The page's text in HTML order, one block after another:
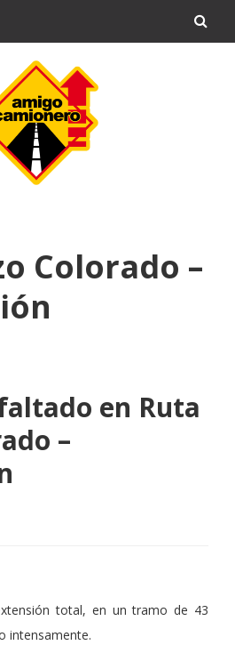
Colorado –
en Ruta
–
total, en un tramo de 43
intensamente.